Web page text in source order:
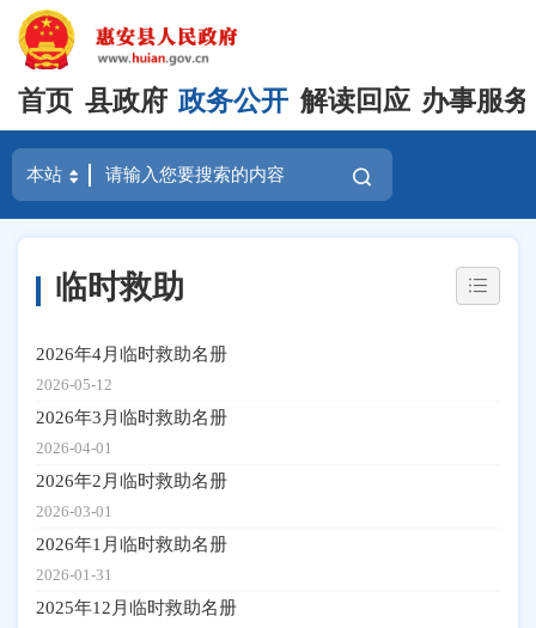
首页 县政府 政务公开 解读回应 办事服务
临时救助
2026年4月临时救助名册
2026-05-12
2026年3月临时救助名册
2026-04-01
2026年2月临时救助名册
2026-03-01
2026年1月临时救助名册
2026-01-31
2025年12月临时救助名册